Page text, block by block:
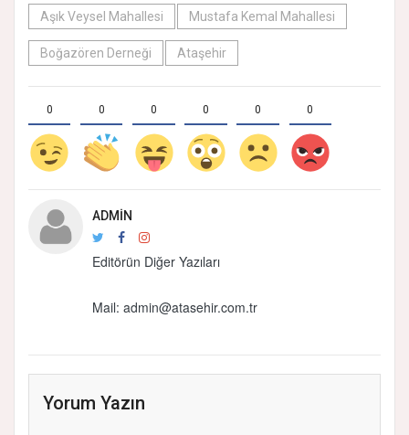
Aşık Veysel Mahallesi Mustafa Kemal Mahallesi
Boğazören Derneği Ataşehir
0 0 0 0 0 0
ADMIN
Editörün Diğer Yazıları
Mail: admin@atasehir.com.tr
Yorum Yazın